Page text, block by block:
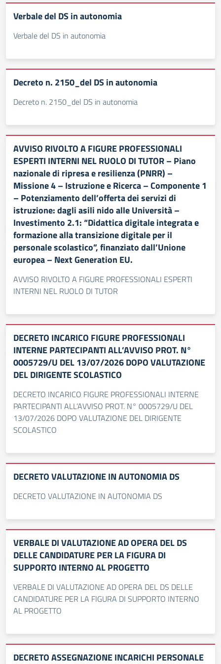
Verbale del DS in autonomia
Verbale del DS in autonomia
Decreto n. 2150_del DS in autonomia
Decreto n. 2150_del DS in autonomia
AVVISO RIVOLTO A FIGURE PROFESSIONALI
ESPERTI INTERNI NEL RUOLO DI TUTOR – Piano
nazionale di ripresa e resilienza (PNRR) –
Missione 4 – Istruzione e Ricerca – Componente 1
– Potenziamento dell’offerta dei servizi di
istruzione: dagli asili nido alle Università –
Investimento 2.1: “Didattica digitale integrata e
formazione alla transizione digitale per il
personale scolastico”, finanziato dall’Unione
europea – Next Generation EU.
AVVISO RIVOLTO A FIGURE PROFESSIONALI ESPERTI
INTERNI NEL RUOLO DI TUTOR
DECRETO INCARICO FIGURE PROFESSIONALI
INTERNE PARTECIPANTI ALL’AVVISO PROT. N°
0005729/U DEL 13/07/2026 DOPO VALUTAZIONE
DEL DIRIGENTE SCOLASTICO
DECRETO INCARICO FIGURE PROFESSIONALI INTERNE
PARTECIPANTI ALL’AVVISO PROT. N° 0005729/U DEL
13/07/2026 DOPO VALUTAZIONE DEL DIRIGENTE
SCOLASTICO
DECRETO VALUTAZIONE IN AUTONOMIA DS
DECRETO VALUTAZIONE IN AUTONOMIA DS
VERBALE DI VALUTAZIONE AD OPERA DEL DS
DELLE CANDIDATURE PER LA FIGURA DI
SUPPORTO INTERNO AL PROGETTO
VERBALE DI VALUTAZIONE AD OPERA DEL DS DELLE
CANDIDATURE PER LA FIGURA DI SUPPORTO INTERNO
AL PROGETTO
DECRETO ASSEGNAZIONE INCARICHI PERSONALE